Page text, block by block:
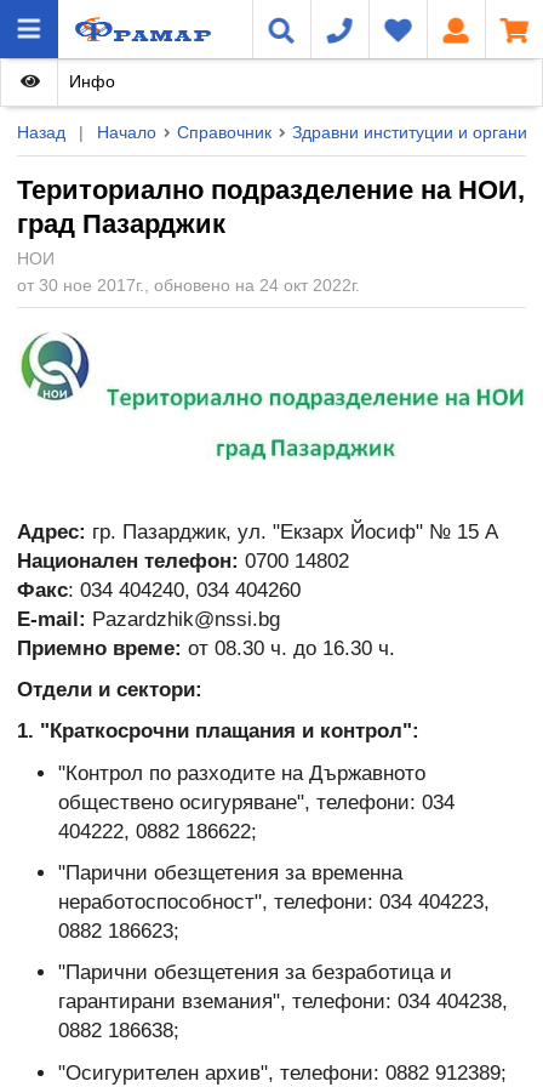
Назад | Начало Справочник Здравни институции и
Териториално подразделение на НОИ,
град Пазарджик
НОИ
от 30 ное 2017г., обновено на 24 окт 2022г.
Инфо
Адрес: гр. Пазарджик, ул. "Екзарх Йосиф" № 15 А
Национален телефон: 0700 14802
Факс: 034 404240, 034 404260
E-mail: Pazardzhik@nssi.bg
Приемно време: от 08.30 ч. до 16.30 ч.
Отдели и сектори:
1. "Краткосрочни плащания и контрол":
"Контрол по разходите на Държавното
обществено осигуряване", телефони: 034
404222, 0882 186622;
"Парични обезщетения за временна
неработоспособност", телефони: 034 404223,
0882 186623;
"Парични обезщетения за безработица и
гарантирани вземания", телефони: 034 404238,
0882 186638;
"Осигурителен архив", телефони: 0882 912389;